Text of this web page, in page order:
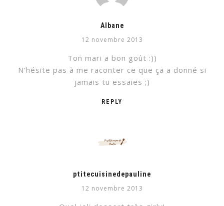
Albane
12 novembre 2013
REPLY
Ton mari a bon goût :))
N’hésite pas à me raconter ce que ça a donné si
jamais tu essaies ;)
ptitecuisinedepauline
12 novembre 2013